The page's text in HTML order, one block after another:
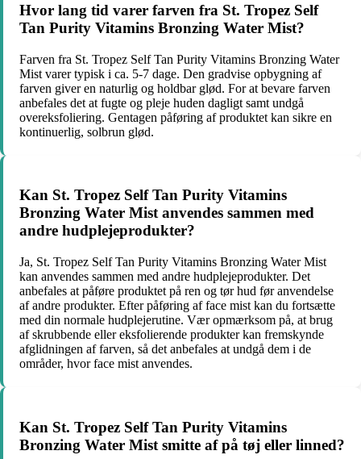
Hvor lang tid varer farven fra St. Tropez Self
Tan Purity Vitamins Bronzing Water Mist?
Farven fra St. Tropez Self Tan Purity Vitamins Bronzing Water
Mist varer typisk i ca. 5-7 dage. Den gradvise opbygning af
farven giver en naturlig og holdbar glød. For at bevare farven
anbefales det at fugte og pleje huden dagligt samt undgå
overeksfoliering. Gentagen påføring af produktet kan sikre en
kontinuerlig, solbrun glød.
Kan St. Tropez Self Tan Purity Vitamins
Bronzing Water Mist anvendes sammen med
andre hudplejeprodukter?
Ja, St. Tropez Self Tan Purity Vitamins Bronzing Water Mist
kan anvendes sammen med andre hudplejeprodukter. Det
anbefales at påføre produktet på ren og tør hud før anvendelse
af andre produkter. Efter påføring af face mist kan du fortsætte
med din normale hudplejerutine. Vær opmærksom på, at brug
af skrubbende eller eksfolierende produkter kan fremskynde
afglidningen af farven, så det anbefales at undgå dem i de
områder, hvor face mist anvendes.
Kan St. Tropez Self Tan Purity Vitamins
Bronzing Water Mist smitte af på tøj eller linned?